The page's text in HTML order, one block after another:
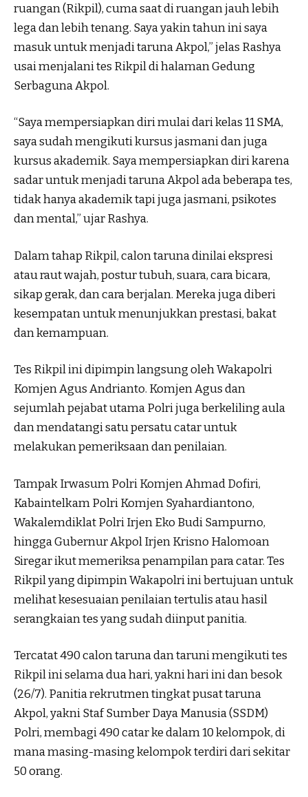
ruangan (Rikpil), cuma saat di ruangan jauh lebih
lega dan lebih tenang. Saya yakin tahun ini saya
masuk untuk menjadi taruna Akpol,” jelas Rashya
usai menjalani tes Rikpil di halaman Gedung
Serbaguna Akpol.
“Saya mempersiapkan diri mulai dari kelas 11 SMA,
saya sudah mengikuti kursus jasmani dan juga
kursus akademik. Saya mempersiapkan diri karena
sadar untuk menjadi taruna Akpol ada beberapa tes,
tidak hanya akademik tapi juga jasmani, psikotes
dan mental,” ujar Rashya.
Dalam tahap Rikpil, calon taruna dinilai ekspresi
atau raut wajah, postur tubuh, suara, cara bicara,
sikap gerak, dan cara berjalan. Mereka juga diberi
kesempatan untuk menunjukkan prestasi, bakat
dan kemampuan.
Tes Rikpil ini dipimpin langsung oleh Wakapolri
Komjen Agus Andrianto. Komjen Agus dan
sejumlah pejabat utama Polri juga berkeliling aula
dan mendatangi satu persatu catar untuk
melakukan pemeriksaan dan penilaian.
Tampak Irwasum Polri Komjen Ahmad Dofiri,
Kabaintelkam Polri Komjen Syahardiantono,
Wakalemdiklat Polri Irjen Eko Budi Sampurno,
hingga Gubernur Akpol Irjen Krisno Halomoan
Siregar ikut memeriksa penampilan para catar. Tes
Rikpil yang dipimpin Wakapolri ini bertujuan untuk
melihat kesesuaian penilaian tertulis atau hasil
serangkaian tes yang sudah diinput panitia.
Tercatat 490 calon taruna dan taruni mengikuti tes
Rikpil ini selama dua hari, yakni hari ini dan besok
(26/7). Panitia rekrutmen tingkat pusat taruna
Akpol, yakni Staf Sumber Daya Manusia (SSDM)
Polri, membagi 490 catar ke dalam 10 kelompok, di
mana masing-masing kelompok terdiri dari sekitar
50 orang.